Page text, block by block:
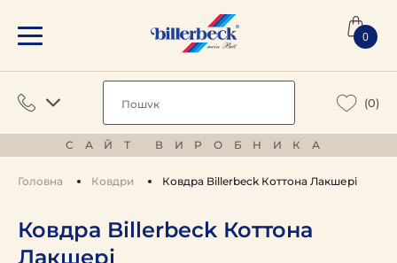
0
(0)
САЙТ ВИРОБНИКА
Головна Ковдри Ковдра Billerbeck Коттона Лакшері
Ковдра Billerbeck Коттона
Лакшері